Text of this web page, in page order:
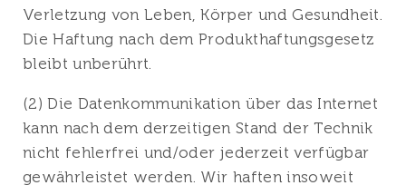
Verletzung von Leben, Körper und Gesundheit.
Die Haftung nach dem Produkthaftungsgesetz
bleibt unberührt.
(2) Die Datenkommunikation über das Internet
kann nach dem derzeitigen Stand der Technik
nicht fehlerfrei und/oder jederzeit verfügbar
gewährleistet werden. Wir haften insoweit